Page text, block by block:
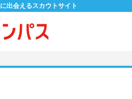
出会えるスカウトサイト